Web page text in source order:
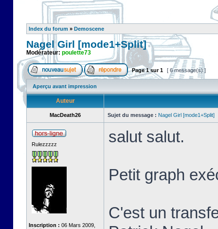
Index du forum » Demoscene
Nagel Girl [mode1+Split]
Modérateur: poulette73
Page1sur1 [ 6 message(s) ]
Aperçu avant impression
Auteur
MacDeath26 Sujet du message : Nagel Girl [mode1+Split]
Rulezzzzz
Inscription : 06 Mars 2009,
salut salut.
Petit graph
C'est un